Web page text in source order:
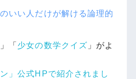
いい人だけが解ける論理的
」「 少女の数学クイズ 」がよ
」公式HPで紹介されまし